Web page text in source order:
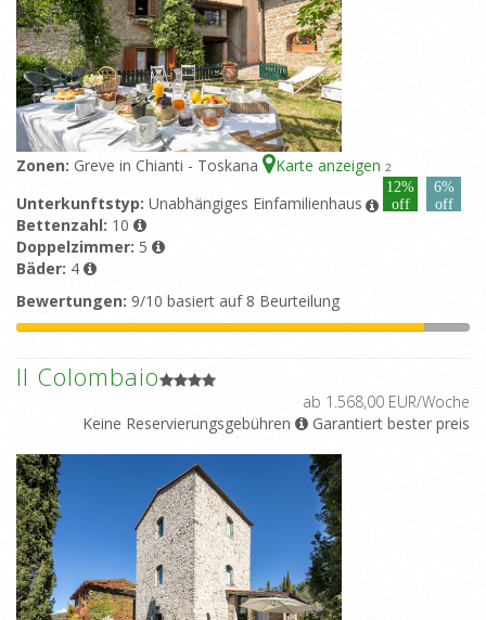
Zonen: Greve in Chianti - Toskana Karte anzeigen 2
12%
off
6%
off
Unterkunftstyp: Unabhängiges Einfamilienhaus
Bettenzahl: 10
Doppelzimmer: 5
Bäder: 4
Bewertungen: 9/10 basiert auf 8 Beurteilung
Il Colombaio
ab 1.568,00 EUR/Woche
Keine Reservierungsgebühren
Garantiert bester preis